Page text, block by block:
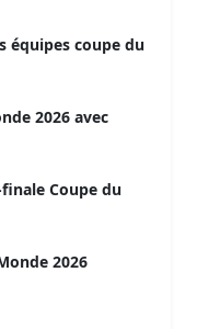
équipes coupe du
2026 avec
Coupe du
2026